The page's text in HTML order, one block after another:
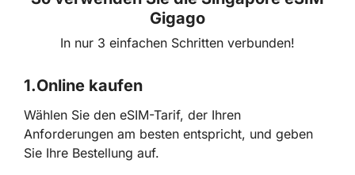
Gigago
In nur 3 einfachen Schritten verbunden!
1.Online kaufen
Wählen Sie den eSIM-Tarif, der Ihren
Anforderungen am besten entspricht, und geben
Sie Ihre Bestellung auf.